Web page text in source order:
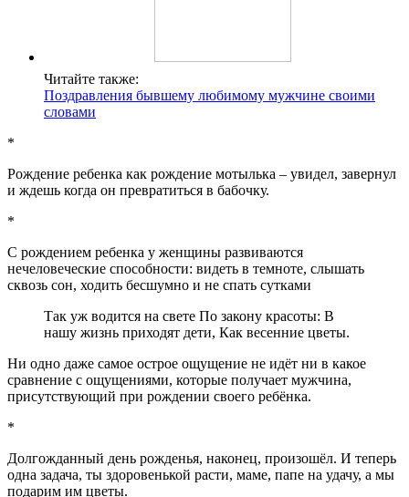
Читайте также:
Поздравления бывшему любимому мужчине своими
словами
*
Рождение ребенка как рождение мотылька – увидел, завернул
и ждешь когда он превратиться в бабочку.
*
С рождением ребенка у женщины развиваются
нечеловеческие способности: видеть в темноте, слышать
сквозь сон, ходить бесшумно и не спать сутками
Так уж водится на свете По закону красоты: В
нашу жизнь приходят дети, Как весенние цветы.
Ни одно даже самое острое ощущение не идёт ни в какое
сравнение с ощущениями, которые получает мужчина,
присутствующий при рождении своего ребёнка.
*
Долгожданный день рожденья, наконец, произошёл. И теперь
одна задача, ты здоровенькой расти, маме, папе на удачу, а мы
подарим им цветы.